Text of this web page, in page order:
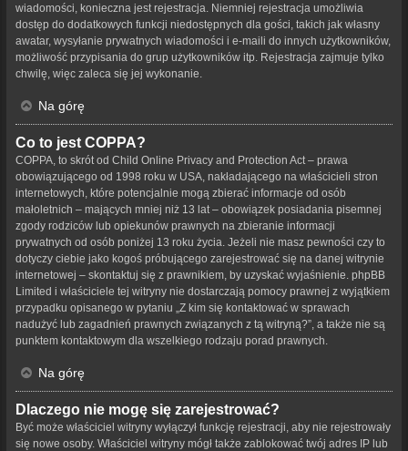
wiadomości, konieczna jest rejestracja. Niemniej rejestracja umożliwia
dostęp do dodatkowych funkcji niedostępnych dla gości, takich jak własny
awatar, wysyłanie prywatnych wiadomości i e-maili do innych użytkowników,
możliwość przypisania do grup użytkowników itp. Rejestracja zajmuje tylko
chwilę, więc zaleca się jej wykonanie.
Na górę
Co to jest COPPA?
COPPA, to skrót od Child Online Privacy and Protection Act – prawa
obowiązującego od 1998 roku w USA, nakładającego na właścicieli stron
internetowych, które potencjalnie mogą zbierać informacje od osób
małoletnich – mających mniej niż 13 lat – obowiązek posiadania pisemnej
zgody rodziców lub opiekunów prawnych na zbieranie informacji
prywatnych od osób poniżej 13 roku życia. Jeżeli nie masz pewności czy to
dotyczy ciebie jako kogoś próbującego zarejestrować się na danej witrynie
internetowej – skontaktuj się z prawnikiem, by uzyskać wyjaśnienie. phpBB
Limited i właściciele tej witryny nie dostarczają pomocy prawnej z wyjątkiem
przypadku opisanego w pytaniu „Z kim się kontaktować w sprawach
nadużyć lub zagadnień prawnych związanych z tą witryną?”, a także nie są
punktem kontaktowym dla wszelkiego rodzaju porad prawnych.
Na górę
Dlaczego nie mogę się zarejestrować?
Być może właściciel witryny wyłączył funkcję rejestracji, aby nie rejestrowały
się nowe osoby. Właściciel witryny mógł także zablokować twój adres IP lub